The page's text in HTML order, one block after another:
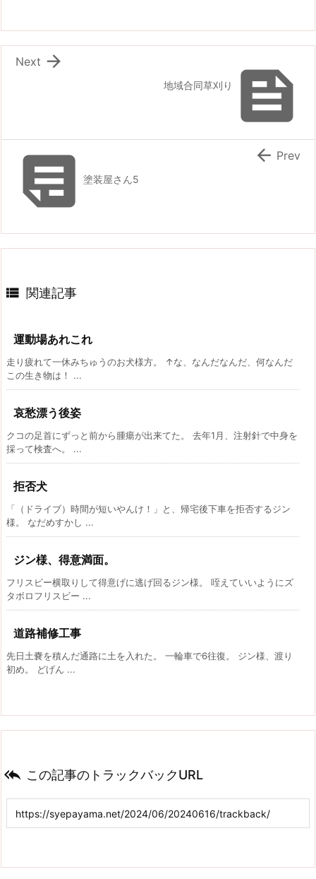

地域合同草刈り

Next
塗装屋さん5
 Prev
 関連記事
運動場あれこれ
走り疲れて一休みちゅうのお犬様方。 ↑な、なんだなんだ、何なんだ
この生き物は！ ...
哀愁漂う後姿
クコの足首にずっと前から腫瘍が出来てた。 去年1月、注射針で中身を
採って検査へ。 ...
拒否犬
「（ドライブ）時間が短いやんけ！」と、帰宅後下車を拒否するジン
様。 なだめすかし ...
ジン様、得意満面。
フリスビー横取りして得意げに逃げ回るジン様。 咥えていいようにズ
タボロフリスビー ...
道路補修工事
先日土嚢を積んだ通路に土を入れた。 一輪車で6往復。 ジン様、渡り
初め。 どげん ...
 この記事のトラックバックURL